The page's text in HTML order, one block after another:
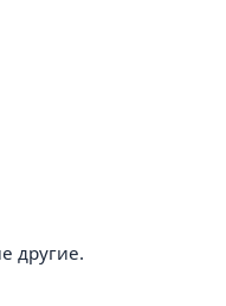
другие.